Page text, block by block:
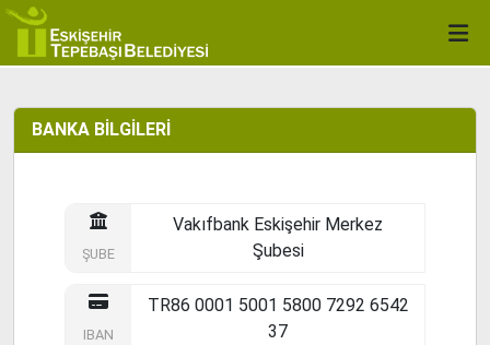
BANKA BİLGİLERİ
ŞUBE
Vakıfbank Eskişehir Merkez
Şubesi
IBAN
TR86 0001 5001 5800 7292 6542
37